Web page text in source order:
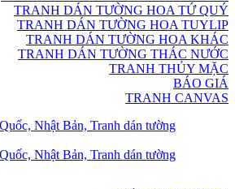
TRANH DÁN TƯỜNG HOA TỨ QUÝ
TRANH DÁN TƯỜNG HOA TUYLIP
TRANH DÁN TƯỜNG HOA KHÁC
TRANH DÁN TƯỜNG THÁC NƯỚC
TRANH THỦY MẶC
BÁO GIÁ
TRANH CANVAS